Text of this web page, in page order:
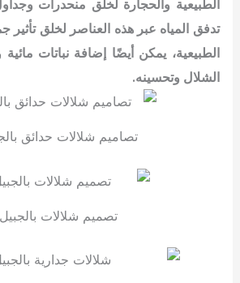
الطبيعية والحجارة لخلق منحدرات
تدفق المياه عبر هذه العناصر لخلق تأثير
الطبيعية، يمكن أيضًا إضافة نباتات
الشلال وتحسينه.
تصاميم شلالات حدائق
تصميم شلالات بالجبيل